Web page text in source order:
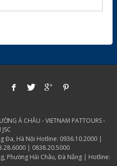
Á CHÂU - VIETNAM PATTOURS -
Đa, Hà Nội Hotline: 0936.10.2000 |
| 0838.20.5000
Phường Hải Châu, Đà Nẵng | Hotline: